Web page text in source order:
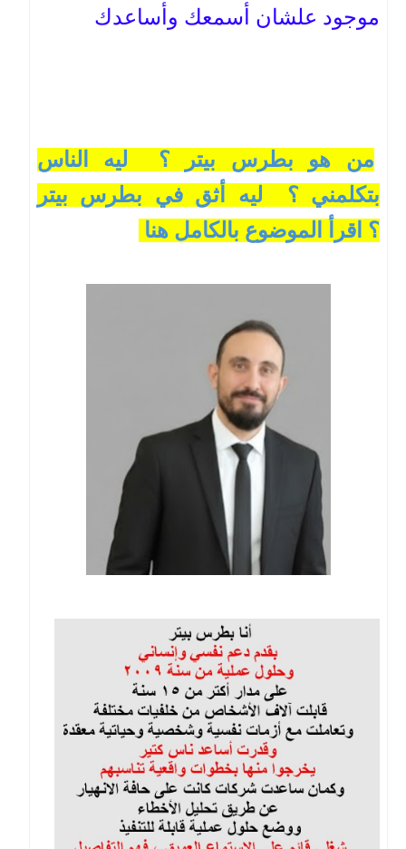
موجود علشان أسمعك وأساعدك
من هو بطرس بيتر ؟ ليه الناس
بتكلمني ؟ ليه أثق في بطرس بيتر
؟ اقرأ الموضوع بالكامل هنا